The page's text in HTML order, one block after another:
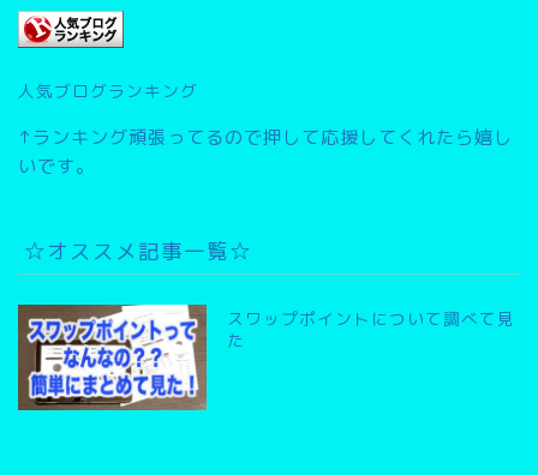
人気ブログランキング
↑ランキング頑張ってるので押して応援してくれたら嬉し
いです。
☆オススメ記事一覧☆
スワップポイントについて調べて見
た